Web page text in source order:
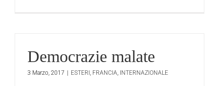
Democrazie malate
3 Marzo, 2017 | ESTERI FRANCIA INTERNAZIONALE